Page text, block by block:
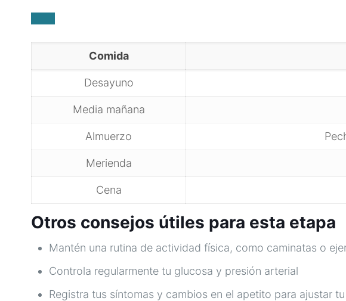
Comida
Desayuno
Media mañana
Almuerzo
Merienda
Cena
Otros consejos útiles para esta etapa
Mantén una rutina de actividad física, como caminatas o
Controla regularmente tu glucosa y presión arterial
Registra tus síntomas y cambios en el apetito para ajustar